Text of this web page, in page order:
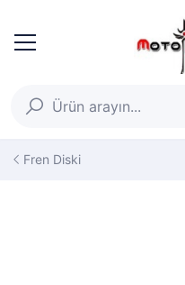
Fren Diski